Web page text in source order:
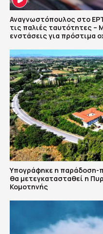
Αναγνωστόπουλος στο
τις παλιές ταυτότητες –
ενστάσεις για πρόστιμα
Υπογράφηκε η παράδοση-
θα μετεγκατασταθεί η
Κομοτηνής